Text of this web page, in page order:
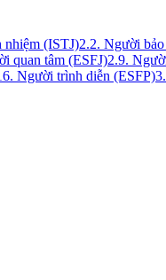
nhiệm (ISTJ)2.2. Người
quan tâm (ESFJ)2.9.
Người trình diễn (ESFP)